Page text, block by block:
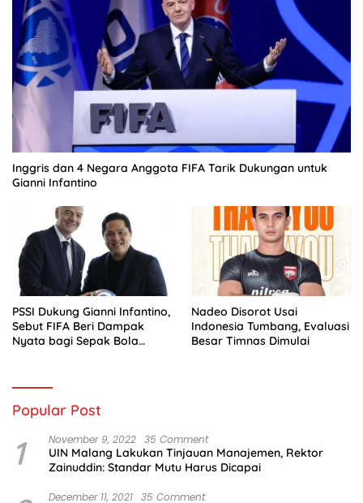
Inggris dan 4 Negara Anggota FIFA Tarik Dukungan untuk
Gianni Infantino
PSSI Dukung Gianni Infantino,
Sebut FIFA Beri Dampak
Nyata bagi Sepak Bola
Nadeo Disorot Usai
Indonesia Tumbang, Evaluasi
Besar Timnas Dimulai
Popular Post
1 November 9, 2022 35 Comment
UIN Malang Lakukan Tinjauan Manajemen, Rektor
Zainuddin: Standar Mutu Harus Dicapai
December 11, 2021 35 Comment